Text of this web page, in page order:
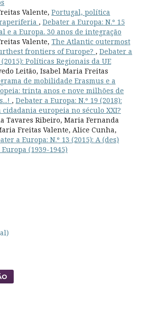
Valente, Portugal, política
, Debater a Europa: N.º 15
e a Europa. 30 anos de integração
Valente, The Atlantic outermost
frontiers of Europe? , Debater a
(2015): Políticas Regionais da UE
Leitão, Isabel Maria Freitas
de mobilidade Erasmus e a
trinta anos e nove milhões de
, Debater a Europa: N.º 19 (2018):
cidadania europeia no século XXI?
Tavares Ribeiro, Maria Fernanda
Freitas Valente, Alice Cunha,
a Europa: N.º 13 (2015): A (des)
(1939-1945)